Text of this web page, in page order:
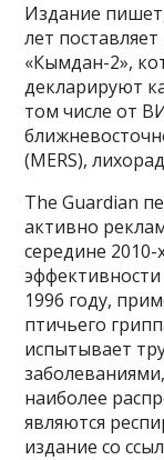
Издание
лет
«Кымдан-2»,
декларируют
том числе от
(MERS),
The Guardian
активно
середине 2010-
1996 году,
птичьего
испытывает
наиболее
являются
издание со